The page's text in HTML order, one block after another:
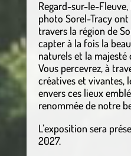
Regard-sur-le-
photo Sorel-Tracy
travers la région de
capter à la fois la
naturels et la
Vous percevrez, à
créatives et vivantes,
envers ces lieux
renommée de notre
L’exposition sera
2027.